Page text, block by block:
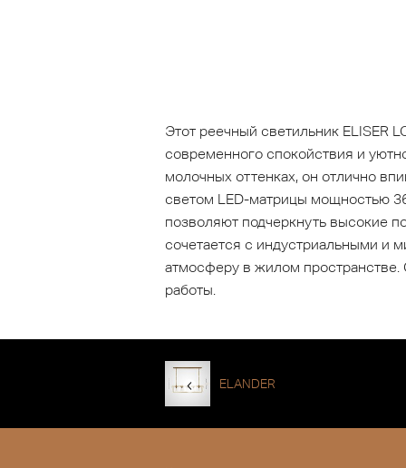
Этот реечный светильник ELISER
современного спокойствия и
молочных оттенках, он отлично
светом LED-матрицы мощностью
позволяют подчеркнуть высокие
сочетается с индустриальными и
атмосферу в жилом пространстве.
работы.
ELANDER